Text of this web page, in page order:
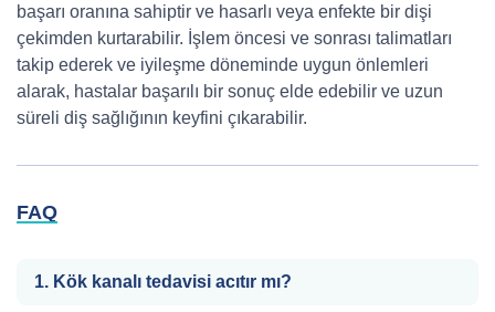
başarı oranına sahiptir ve hasarlı veya enfekte bir dişi
çekimden kurtarabilir. İşlem öncesi ve sonrası talimatları
takip ederek ve iyileşme döneminde uygun önlemleri
alarak, hastalar başarılı bir sonuç elde edebilir ve uzun
süreli diş sağlığının keyfini çıkarabilir.
FAQ
1. Kök kanalı tedavisi acıtır mı?